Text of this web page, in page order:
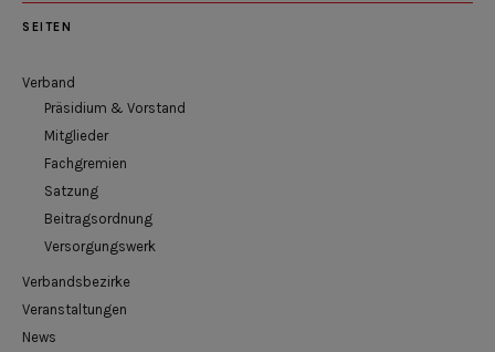
SEITEN
Verband
Präsidium & Vorstand
Mitglieder
Fachgremien
Satzung
Beitragsordnung
Versorgungswerk
Verbandsbezirke
Veranstaltungen
News